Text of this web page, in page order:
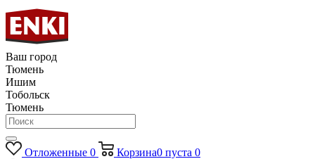
Ваш город
Тюмень
Ишим
Тобольск
Тюмень
Отложенные 0 Корзина0 пуста 0